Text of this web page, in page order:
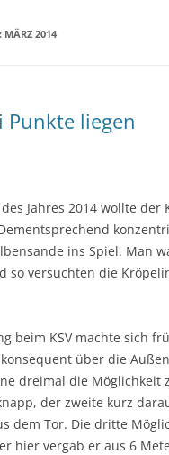
MÄRZ 2014
Punkte liegen
Jahres 2014 wollte der
ins Spiel. Man
so versuchten die
beim KSV machte sich
über die
dreimal die Möglichkeit
der zweite kurz
dem Tor. Die dritte
hier vergab er aus 6